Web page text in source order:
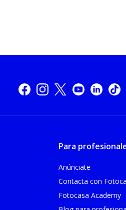
Para
Anúnciate
Contacta con
Fotocasa Academy